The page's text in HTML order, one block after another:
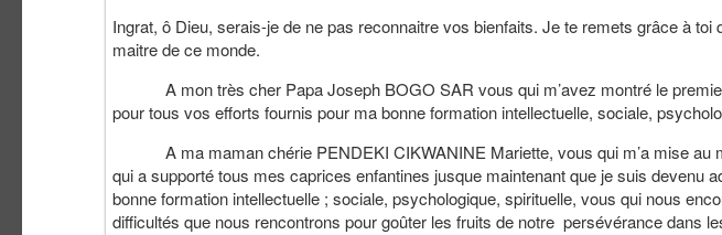
Ingrat, ô Dieu, serais-je de ne pas reconnaitre vos bienfaits. Je te remets grâce à
maitre de ce monde.
A mon très cher Papa Joseph BOGO SAR vous qui m’avez montré le premier
pour tous vos efforts fournis pour ma bonne formation intellectuelle, sociale,
A ma maman chérie PENDEKI CIKWANINE Mariette, vous qui m’a mise au
qui a supporté tous mes caprices enfantines jusque maintenant que je suis devenu
bonne formation intellectuelle ; sociale, psychologique, spirituelle, vous qui nous
difficultés que nous rencontrons pour goûter les fruits de notre persévérance dans